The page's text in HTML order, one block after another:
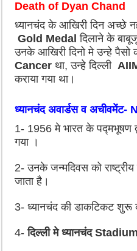
Death of Dyan Chand
ध्यानचंद के आखिरी दिन अच्छे
Gold Medalदिलाने के
उनके आखिरी दिनो मे उन्हे पैसो
Cancer था,उन्हे दिल्ली
कराया गया था।
ध्यानचंद अवार्डस व अचीवमेंट-
1- 1956 मे भारत के पद्मभूषण
गया ।
2- उनके जन्मदिवस को
जाता है।
3- ध्यानचंद की डाकटिकट शुरू
4-दिल्ली मे ध्यानचंदStadium